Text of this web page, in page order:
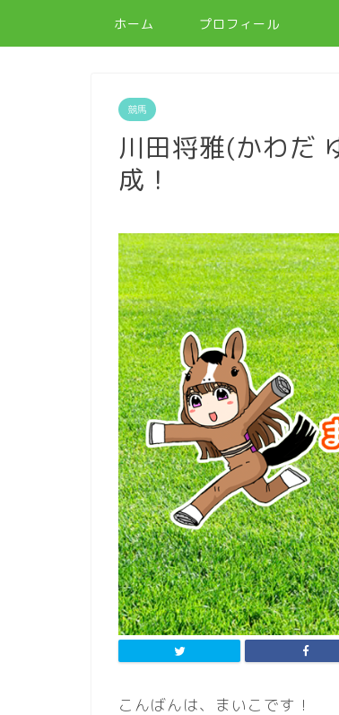
ホーム プロフィール
競馬
川田将雅(かわだ
成！
こんばんは、まいこです！